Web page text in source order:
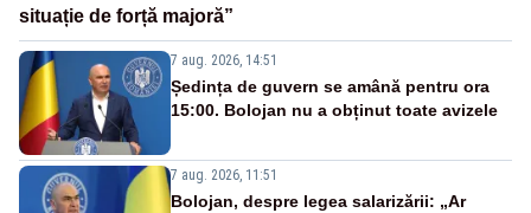
situație de forță majoră”
7 aug. 2026, 14:51
Ședința de guvern se amână pentru ora
15:00. Bolojan nu a obținut toate avizele
7 aug. 2026, 11:51
Bolojan, despre legea salarizării: „Ar